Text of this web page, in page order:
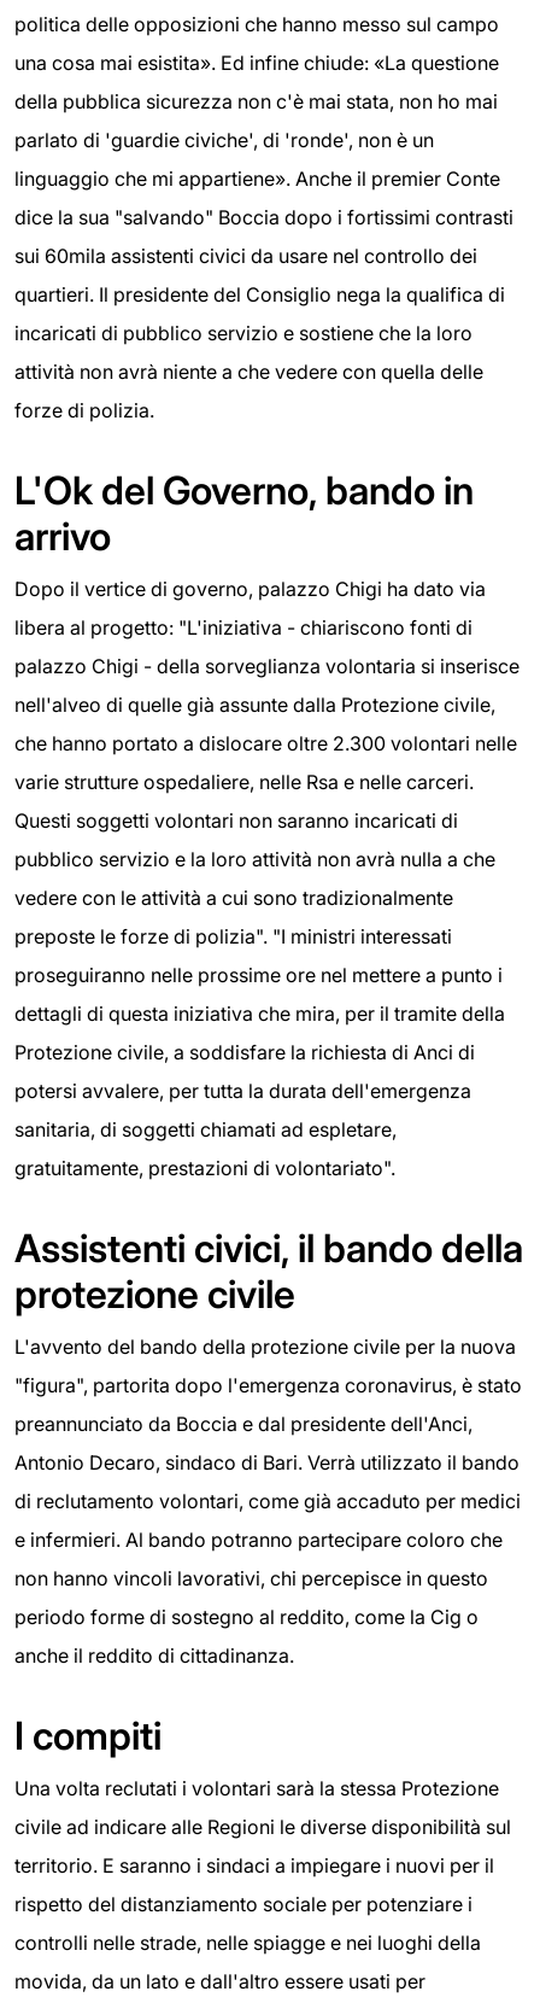
politica delle opposizioni che hanno messo sul campo
una cosa mai esistita». Ed infine chiude: «La questione
della pubblica sicurezza non c'è mai stata, non ho mai
parlato di 'guardie civiche', di 'ronde', non è un
linguaggio che mi appartiene». Anche il premier Conte
dice la sua "salvando" Boccia dopo i fortissimi contrasti
sui 60mila assistenti civici da usare nel controllo dei
quartieri. Il presidente del Consiglio nega la qualifica di
incaricati di pubblico servizio e sostiene che la loro
attività non avrà niente a che vedere con quella delle
forze di polizia.
L'Ok del Governo, bando in
arrivo
Dopo il vertice di governo, palazzo Chigi ha dato via
libera al progetto: "L'iniziativa - chiariscono fonti di
palazzo Chigi - della sorveglianza volontaria si inserisce
nell'alveo di quelle già assunte dalla Protezione civile,
che hanno portato a dislocare oltre 2.300 volontari nelle
varie strutture ospedaliere, nelle Rsa e nelle carceri.
Questi soggetti volontari non saranno incaricati di
pubblico servizio e la loro attività non avrà nulla a che
vedere con le attività a cui sono tradizionalmente
preposte le forze di polizia". "I ministri interessati
proseguiranno nelle prossime ore nel mettere a punto i
dettagli di questa iniziativa che mira, per il tramite della
Protezione civile, a soddisfare la richiesta di Anci di
potersi avvalere, per tutta la durata dell'emergenza
sanitaria, di soggetti chiamati ad espletare,
gratuitamente, prestazioni di volontariato".
Assistenti civici, il bando della
protezione civile
L'avvento del bando della protezione civile per la nuova
"figura", partorita dopo l'emergenza coronavirus, è stato
preannunciato da Boccia e dal presidente dell'Anci,
Antonio Decaro, sindaco di Bari. Verrà utilizzato il bando
di reclutamento volontari, come già accaduto per medici
e infermieri. Al bando potranno partecipare coloro che
non hanno vincoli lavorativi, chi percepisce in questo
periodo forme di sostegno al reddito, come la Cig o
anche il reddito di cittadinanza.
I compiti
Una volta reclutati i volontari sarà la stessa Protezione
civile ad indicare alle Regioni le diverse disponibilità sul
territorio. E saranno i sindaci a impiegare i nuovi per il
rispetto del distanziamento sociale per potenziare i
controlli nelle strade, nelle spiagge e nei luoghi della
movida, da un lato e dall'altro essere usati per